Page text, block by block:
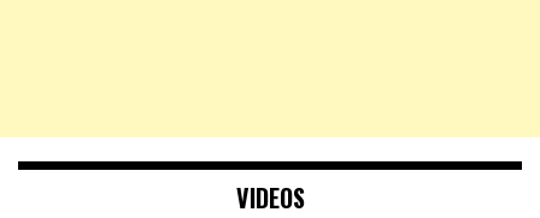
VIDEOS